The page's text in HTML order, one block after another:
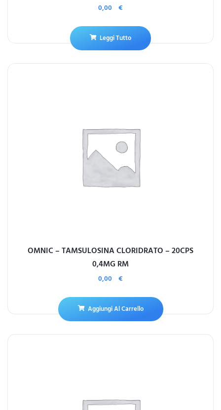
0,00 €
Leggi Tutto
OMNIC – TAMSULOSINA CLORIDRATO – 20CPS
0,4MG RM
0,00 €
Aggiungi Al Carrello